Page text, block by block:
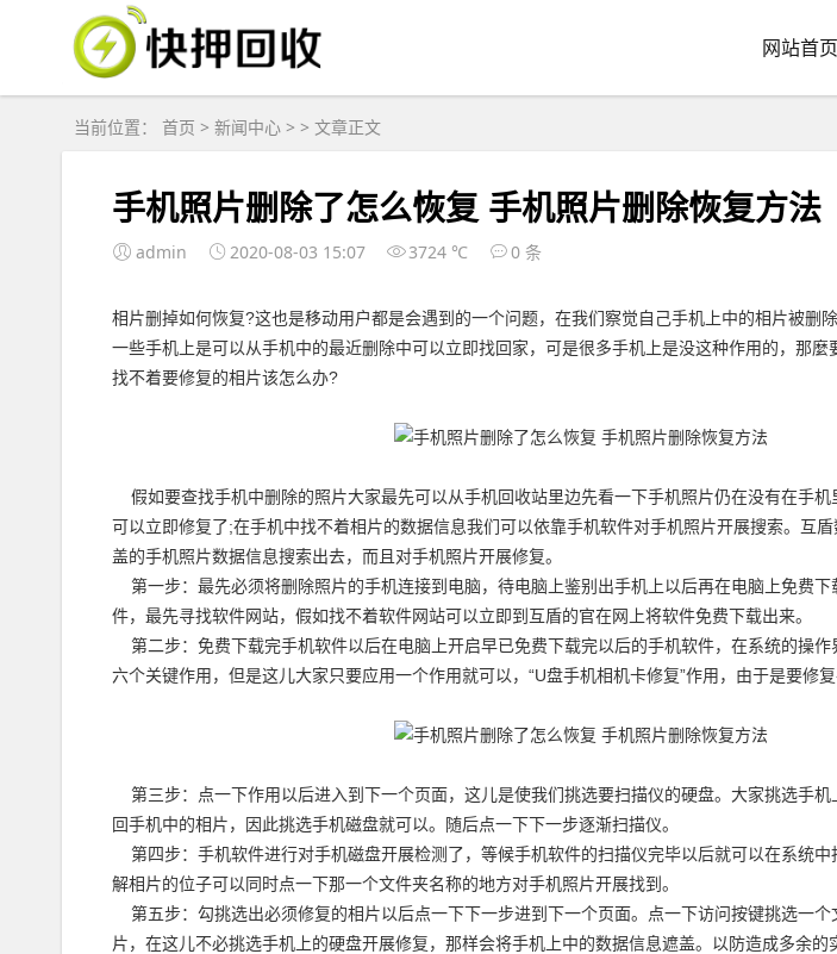
网站首页
当前位置： 首页 > 新闻中心 > > 文章正文
手机照片删除了怎么恢复 手机照片删除恢复方法
admin 2020-08-03 15:07 3724 ℃ 0 条
相片删掉如何恢复?这也是移动用户都是会遇到的一个问题，在我们察觉自己手机上中的相片被删
一些手机上是可以从手机中的最近删除中可以立即找回家，可是很多手机上是没这种作用的，那麼
找不着要修复的相片该怎么办?
假如要查找手机中删除的照片大家最先可以从手机回收站里边先看一下手机照片仍在没有在手机
可以立即修复了;在手机中找不着相片的数据信息我们可以依靠手机软件对手机照片开展搜索。互
盖的手机照片数据信息搜索出去，而且对手机照片开展修复。
第一步：最先必须将删除照片的手机连接到电脑，待电脑上鉴别出手机上以后再在电脑上免费下
件，最先寻找软件网站，假如找不着软件网站可以立即到互盾的官在网上将软件免费下载出来。
第二步：免费下载完手机软件以后在电脑上开启早已免费下载完以后的手机软件，在系统的操作
六个关键作用，但是这儿大家只要应用一个作用就可以，“U盘手机相机卡修复”作用，由于是要修复
第三步：点一下作用以后进入到下一个页面，这儿是使我们挑选要扫描仪的硬盘。大家挑选手机
回手机中的相片，因此挑选手机磁盘就可以。随后点一下下一步逐渐扫描仪。
第四步：手机软件进行对手机磁盘开展检测了，等候手机软件的扫描仪完毕以后就可以在系统中
解相片的位子可以同时点一下那一个文件夹名称的地方对手机照片开展找到。
第五步：勾挑选出必须修复的相片以后点一下下一步进到下一个页面。点一下访问按键挑选一个
片，在这儿不必挑选手机上的硬盘开展修复，那样会将手机上中的数据信息遮盖。以防造成多余